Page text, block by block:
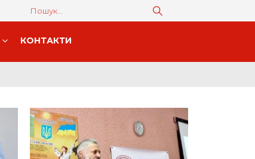
КОНТАКТИ